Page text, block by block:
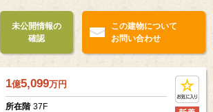
未公開情報の
確認
この建物について
お問い合わせ
1億5,099万円
所在階 37F